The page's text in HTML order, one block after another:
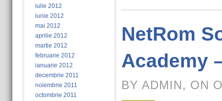
iulie 2012
iunie 2012
mai 2012
aprilie 2012
martie 2012
februarie 2012
ianuarie 2012
decembrie 2011
noiembrie 2011
octombrie 2011
NetRom
Academy
BY ADMIN, ON